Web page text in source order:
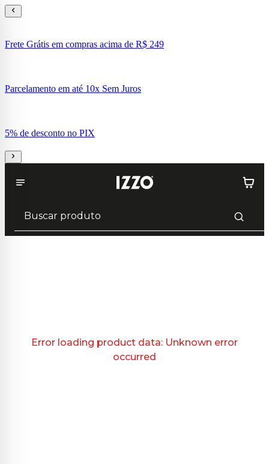
Frete Grátis em compras acima de R$ 249
Parcelamento em até 10x Sem Juros
5% de desconto no PIX
Error loading product data: Unknown error
occurred